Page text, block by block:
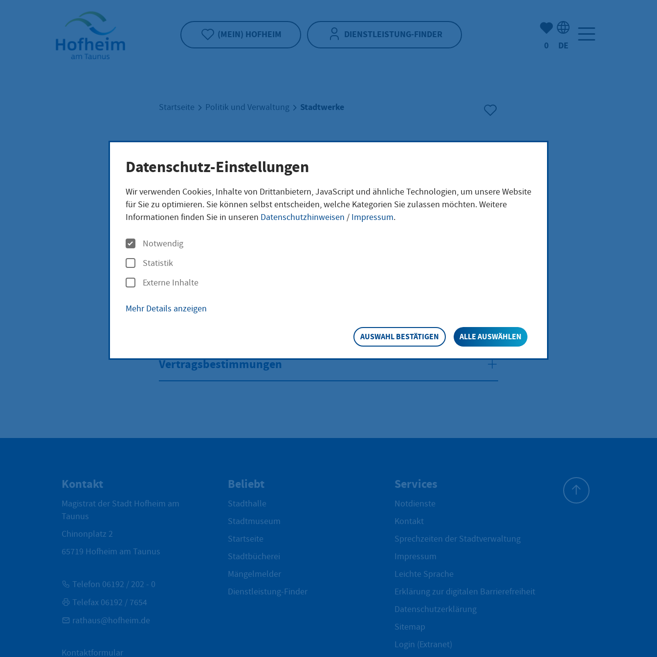
Startseite"
(MEIN) HOFHEIM DIENSTLEISTUNG-FINDER
Anzahl der gemerkten
0 DE
Startseite Politik und Verwaltung Stadtwerke
Stadtwerke
Störungen und Notdienst
Ansprechpartner und Kontakt
Vertragsbestimmungen
Kontakt
Magistrat der Stadt Hofheim am
Taunus
Chinonplatz 2
65719 Hofheim am Taunus
Telefon 06192 / 202 - 0
Telefax 06192 / 7654
rathaus@hofheim.de
Kontaktformular
Beliebt
Stadthalle
Stadtmuseum
Startseite
Stadtbücherei
Mängelmelder
Dienstleistung-Finder
Services
Notdienste
Kontakt
Sprechzeiten der Stadtverwaltung
Impressum
Leichte Sprache
Erklärung zur digitalen Barrierefreiheit
Datenschutzerklärung
Sitemap
Login (Extranet)
Datenschutz-Einstellungen
Wir verwenden Cookies, Inhalte von Drittanbietern, JavaScript und ähnliche Technologien, um unsere Website
für Sie zu optimieren. Sie können selbst entscheiden, welche Kategorien Sie zulassen möchten. Weitere
Informationen finden Sie in unseren Datenschutzhinweisen / Impressum.
O
p
t
i
o
n
Notwendig
Statistik
Externe Inhalte
Mehr Details anzeigen
AUSWAHL BESTÄTIGEN ALLE AUSWÄHLEN